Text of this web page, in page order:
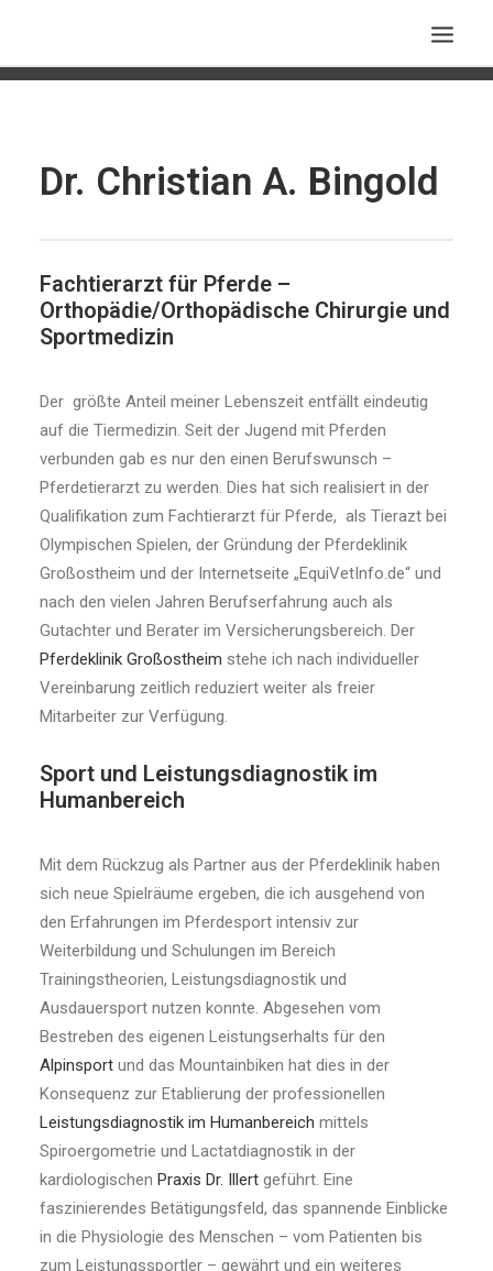
SLOWEYES.COM
CURRICULUM VITAE
IMPRESSUM
PERSÖNLICH
KONTAKT
Dr. Christian A. Bingold
Fachtierarzt für Pferde –
Orthopädie/Orthopädische Chirurgie und
Sportmedizin
Der größte Anteil meiner Lebenszeit entfällt eindeutig
auf die Tiermedizin. Seit der Jugend mit Pferden
verbunden gab es nur den einen Berufswunsch –
Pferdetierarzt zu werden. Dies hat sich realisiert in der
Qualifikation zum Fachtierarzt für Pferde, als Tierazt bei
Olympischen Spielen, der Gründung der Pferdeklinik
Großostheim und der Internetseite „EquiVetInfo.de“ und
nach den vielen Jahren Berufserfahrung auch als
Gutachter und Berater im Versicherungsbereich. Der
Pferdeklinik Großostheim stehe ich nach individueller
Vereinbarung zeitlich reduziert weiter als freier
Mitarbeiter zur Verfügung.
Sport und Leistungsdiagnostik im
Humanbereich
Mit dem Rückzug als Partner aus der Pferdeklinik haben
sich neue Spielräume ergeben, die ich ausgehend von
den Erfahrungen im Pferdesport intensiv zur
Weiterbildung und Schulungen im Bereich
Trainingstheorien, Leistungsdiagnostik und
Ausdauersport nutzen konnte. Abgesehen vom
Bestreben des eigenen Leistungserhalts für den
Alpinsport und das Mountainbiken hat dies in der
Konsequenz zur Etablierung der professionellen
Leistungsdiagnostik im Humanbereich mittels
Spiroergometrie und Lactatdiagnostik in der
kardiologischen Praxis Dr. Illert geführt. Eine
faszinierendes Betätigungsfeld, das spannende Einblicke
in die Physiologie des Menschen – vom Patienten bis
zum Leistungssportler – gewährt und ein weiteres